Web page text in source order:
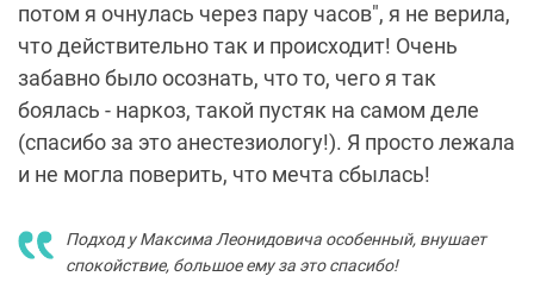
потом я очнулась через пару часов", я не верила,
что действительно так и происходит! Очень
забавно было осознать, что то, чего я так
боялась - наркоз, такой пустяк на самом деле
(спасибо за это анестезиологу!). Я просто лежала
и не могла поверить, что мечта сбылась!
Подход у Максима Леонидовича особенный, внушает
спокойствие, большое ему за это спасибо!